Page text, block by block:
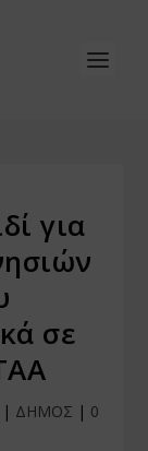
για
σε
| ΔΗΜΟΣ | 0